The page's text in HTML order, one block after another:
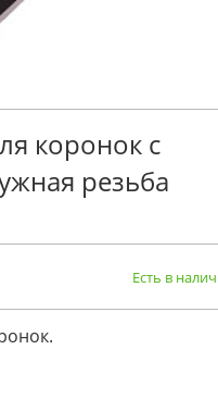
коронок с
резьба
Есть в